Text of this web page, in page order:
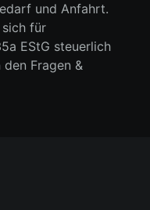
und Anfahrt.
sich für
EStG steuerlich
Fragen &